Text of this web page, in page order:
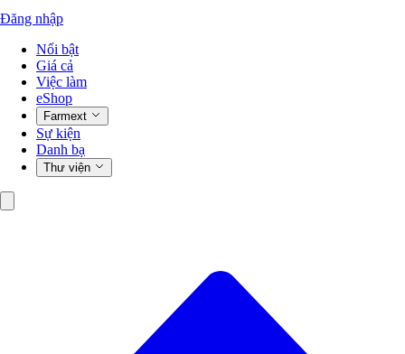
Đăng nhập
Nổi bật
Giá cả
Việc làm
eShop
Farmext
Sự kiện
Danh bạ
Thư viện